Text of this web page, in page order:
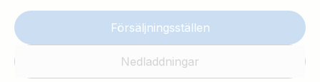
Försäljningsställen
Nedladdningar